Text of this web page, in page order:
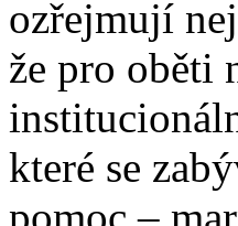
ozřejmují
že pro oběti
které se